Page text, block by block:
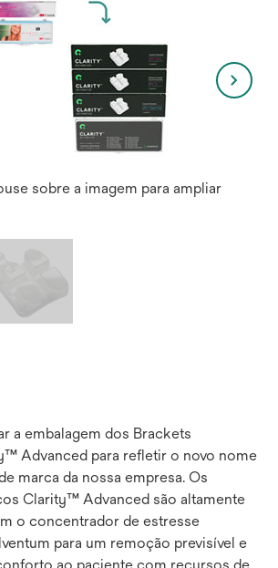
sobre a imagem para ampliar
a embalagem dos Brackets
Advanced para refletir o novo nome
marca da nossa empresa. Os
Clarity™ Advanced são altamente
o concentrador de estresse
para um remoção previsível e